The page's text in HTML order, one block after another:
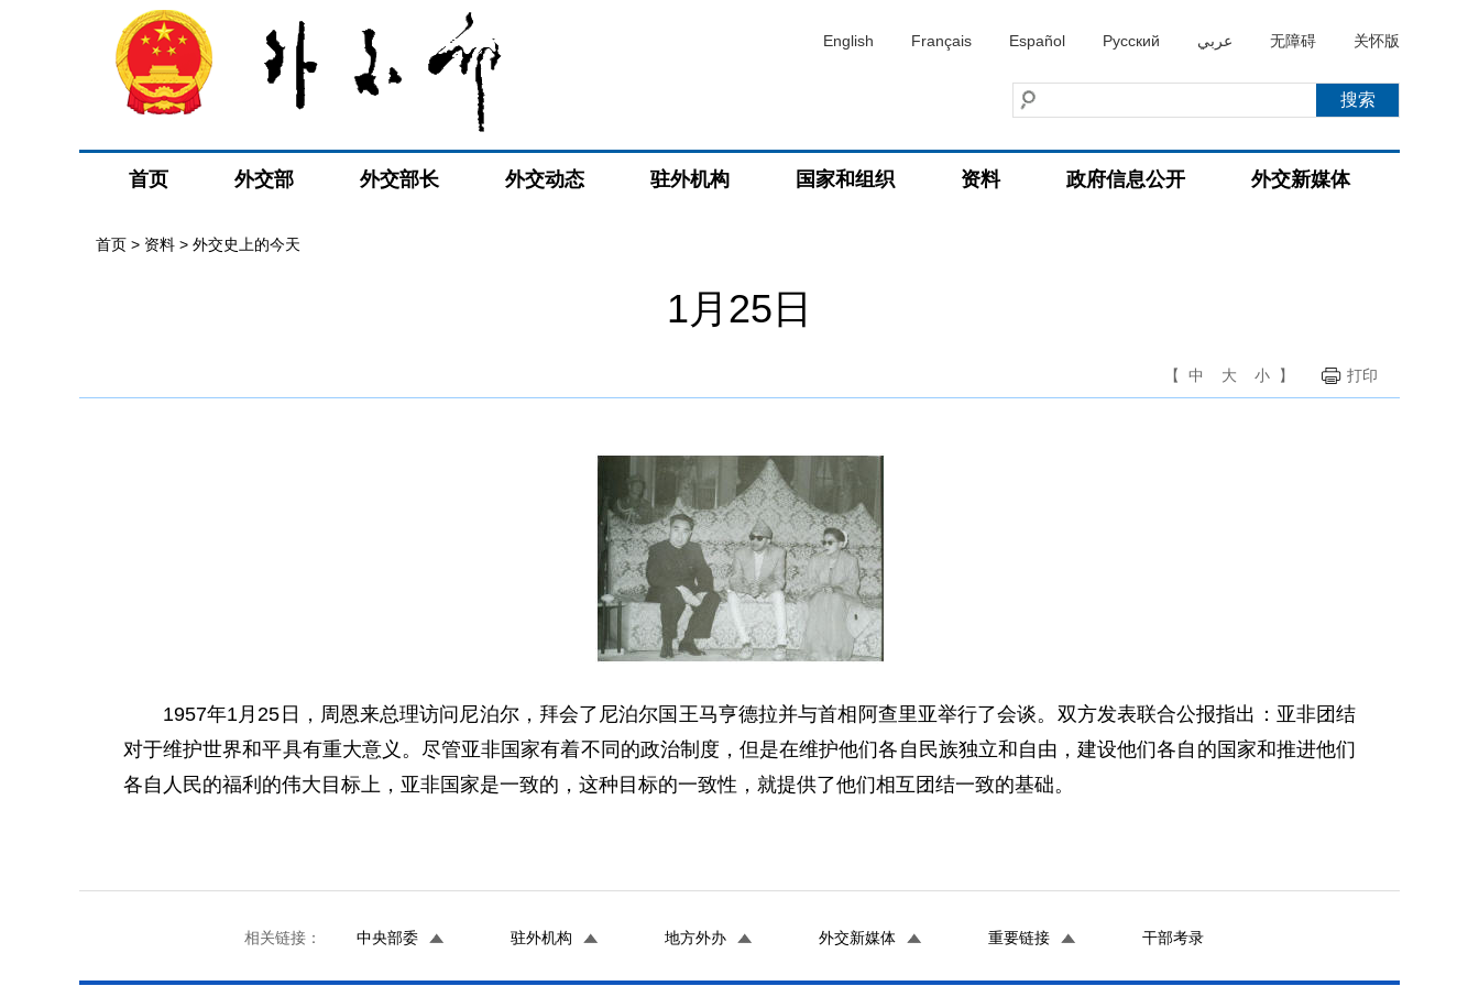
English Français Español Русский عربي 无障碍 关怀版
首页 外交部 外交部长 外交动态 驻外机构 国家和组织 资料 政府信息公开 外交新媒体
首页 > 资料 > 外交史上的今天
1月25日
【 中 大 小 】 打印
1957年1月25日，周恩来总理访问尼泊尔，拜会了尼泊尔国王马亨德拉并与首相阿查里亚举行了会谈。双方发表联合公报指出：亚非团结
对于维护世界和平具有重大意义。尽管亚非国家有着不同的政治制度，但是在维护他们各自民族独立和自由，建设他们各自的国家和推进他们
各自人民的福利的伟大目标上，亚非国家是一致的，这种目标的一致性，就提供了他们相互团结一致的基础。
相关链接： 中央部委 驻外机构 地方外办 外交新媒体 重要链接 干部考录